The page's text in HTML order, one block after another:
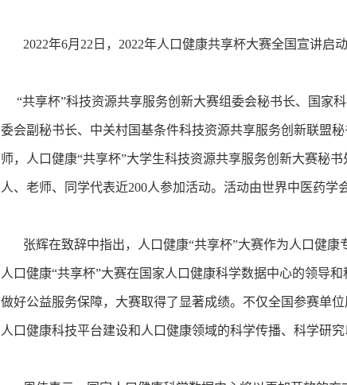
2022年6月22日，2022年人口健康共享杯大赛全国宣讲启
“共享杯”科技资源共享服务创新大赛组委会秘书长、国家
委会副秘书长、中关村国基条件科技资源共享服务创新联盟
师，人口健康“共享杯”大学生科技资源共享服务创新大赛秘
人、老师、同学代表近200人参加活动。活动由世界中医药学
张辉在致辞中指出，人口健康“共享杯”大赛作为人口健康
人口健康“共享杯”大赛在国家人口健康科学数据中心的领导
做好公益服务保障，大赛取得了显著成绩。不仅全国参赛单
人口健康科技平台建设和人口健康领域的科学传播、科学研